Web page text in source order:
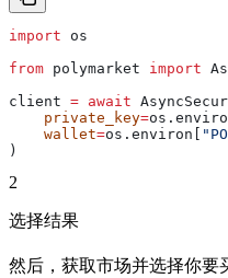
import os
from polymarket import
client = await
    private_key
=
    wallet
=os.environ[
)
2
选择结果
然后，获取市场并选择你要